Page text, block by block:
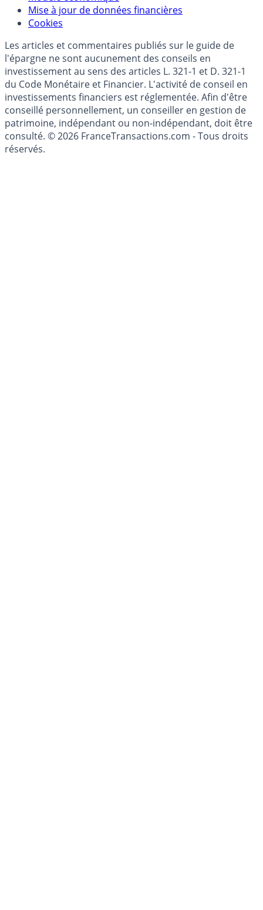
Données)
Modèle économique
Cookies
Les articles et commentaires publiés sur le guide de
l'épargne ne sont aucunement des conseils en
investissement au sens des articles L. 321-1 et D. 321-1
du Code Monétaire et Financier. L'activité de conseil en
investissements financiers est réglementée. Afin d'être
conseillé personnellement, un conseiller en gestion de
patrimoine, indépendant ou non-indépendant, doit être